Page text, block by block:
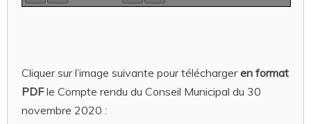
Cliquer sur l’image suivante pour téléchargeren format
PDFle Compte rendu du Conseil Municipal du 30
novembre 2020 :